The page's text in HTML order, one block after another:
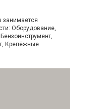
занимается
Оборудование,
Крепёжные